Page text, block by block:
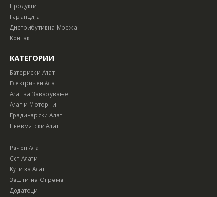
Продукти
Гаранција
Дистрибутивна Мрежа
Контакт
КАТЕГОРИИ
Батериски Алат
Електричен Алат
Алат за Заварување
Алат и Моторни
Градинарски Алат
Пневматски Алат
Рачен Алат
Сет Алати
Кути за Алат
Заштитна Опрема
Додатоци